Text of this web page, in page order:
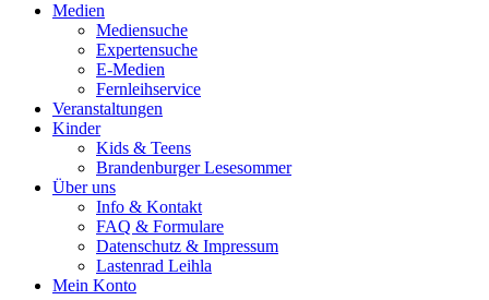
Medien
Mediensuche
Expertensuche
E-Medien
Fernleihservice
Veranstaltungen
Kinder
Kids & Teens
Brandenburger Lesesommer
Über uns
Info & Kontakt
FAQ & Formulare
Datenschutz & Impressum
Lastenrad Leihla
Mein Konto